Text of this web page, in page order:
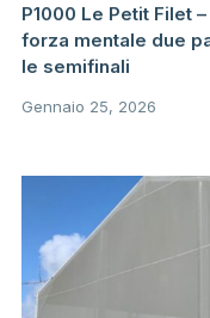
P1000 Le Petit Filet
forza mentale due
le semifinali
Gennaio 25, 2026